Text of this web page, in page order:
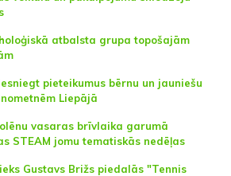
atbalsta grupa topošajām
pieteikumus bērnu un jauniešu
Liepājā
vasaras brīvlaika garumā
STEAM jomu tematiskās nedēļas
Gustavs Brižs piedalās "Tennis